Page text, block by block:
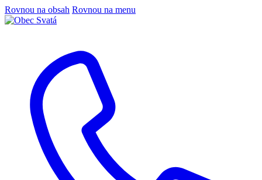
Rovnou na obsah Rovnou na menu